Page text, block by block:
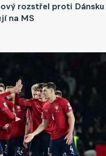
rozstřel proti Dánsku
na MS